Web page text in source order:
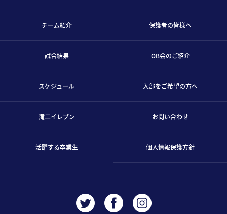
チーム紹介
試合結果
スケジュール
滝二イレブン
活躍する卒業生
保護者の皆様へ
OB会のご紹介
入部をご希望の方へ
お問い合わせ
個人情報保護方針